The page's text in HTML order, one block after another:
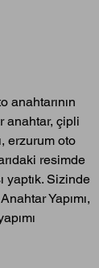
anahtarının
anahtar, çipli
erzurum oto
resimde
yaptık. Sizinde
Yapımı,